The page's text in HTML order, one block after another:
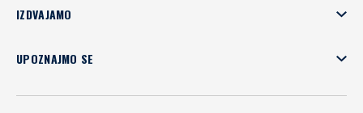
IZDVAJAMO
UPOZNAJMO SE